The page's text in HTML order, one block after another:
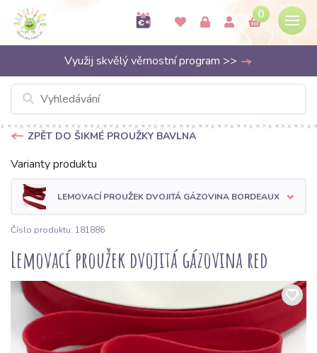
0
Využij skvělý věrnostní program >>
ZPĚT DO ŠIKMÉ PROUŽKY BAVLNA
Varianty produktu
LEMOVACÍ PROUŽEK DVOJITÁ GÁZOVINA BORDEAUX
Číslo produktu: 181886
Lemovací proužek dvojitá gázovina red